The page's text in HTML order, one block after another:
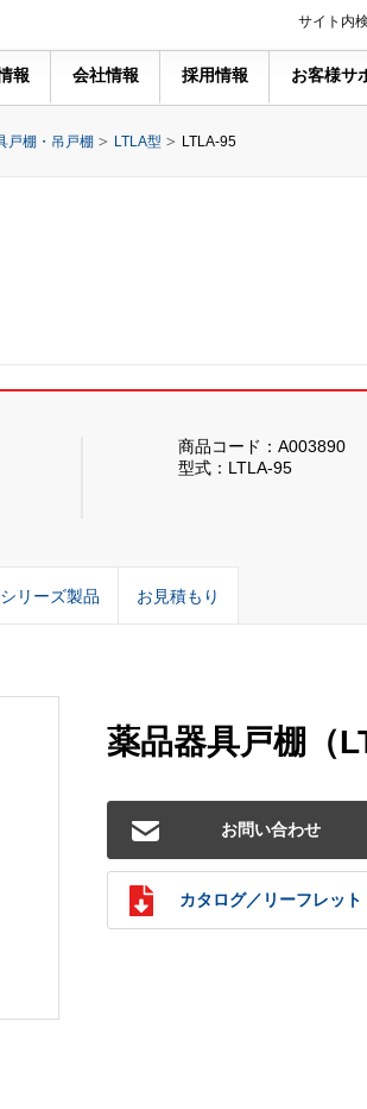
サイト内
報 会社情報 採用情報 お客様サ
戸棚・吊戸棚 LTLA型 LTLA-95
商品コード：A003890
型式：LTLA-95
リーズ製品 お見積もり
薬品器具戸棚（
お問い合わせ
カタログ／リーフレット